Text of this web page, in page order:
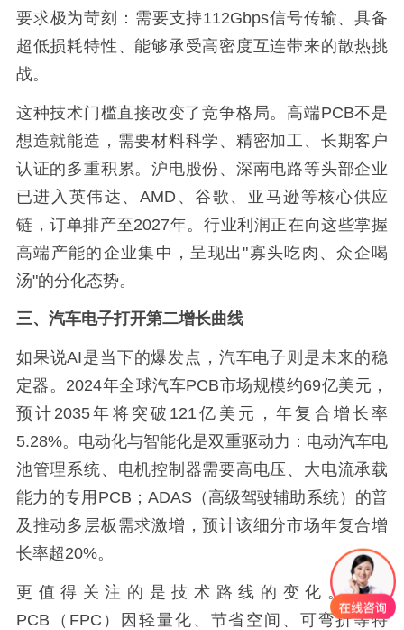
要求极为苛刻：需要支持112Gbps信号传输、具备
超低损耗特性、能够承受高密度互连带来的散热挑
战。
这种技术门槛直接改变了竞争格局。高端PCB不是
想造就能造，需要材料科学、精密加工、长期客户
认证的多重积累。沪电股份、深南电路等头部企业
已进入英伟达、AMD、谷歌、亚马逊等核心供应
链，订单排产至2027年。行业利润正在向这些掌握
高端产能的企业集中，呈现出"寡头吃肉、众企喝
汤"的分化态势。
三、汽车电子打开第二增长曲线
如果说AI是当下的爆发点，汽车电子则是未来的稳
定器。2024年全球汽车PCB市场规模约69亿美元，
预计2035年将突破121亿美元，年复合增长率
5.28%。电动化与智能化是双重驱动力：电动汽车电
池管理系统、电机控制器需要高电压、大电流承载
能力的专用PCB；ADAS（高级驾驶辅助系统）的普
及推动多层板需求激增，预计该细分市场年复合增
长率超20%。
更值得关注的是技术路线的变化。柔性
PCB（FPC）因轻量化、节省空间、可弯折等特